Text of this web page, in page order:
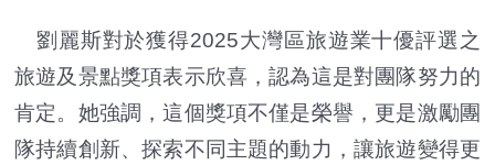
劉麗斯對於獲得2025大灣區旅遊業十優評選之
旅遊及景點獎項表示欣喜，認為這是對團隊努力的
肯定。她強調，這個獎項不僅是榮譽，更是激勵團
隊持續創新、探索不同主題的動力，讓旅遊變得更